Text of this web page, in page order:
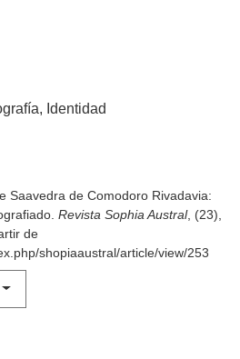
Identidad
Saavedra de Comodoro Rivadavia:
Revista Sophia Austral, (23),
de
shopiaaustral/article/view/253